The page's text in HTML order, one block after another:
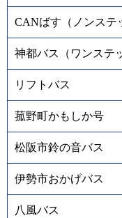
CANばす（ノンステ
神都バス（ワンステ
リフトバス
菰野町かもしか号
松阪市鈴の音バス
伊勢市おかげバス
八風バス